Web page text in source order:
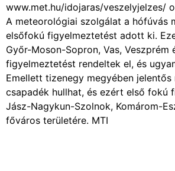
www.met.hu/idojaras/veszelyjelzes/
A meteorológiai szolgálat a hófúvás
elsőfokú figyelmeztetést adott ki.
Győr-Moson-Sopron, Vas,
figyelmeztetést rendeltek el, és
Emellett tizenegy megyében
csapadék hullhat, és ezért első fokú
Jász-Nagykun-Szolnok, Komárom-
főváros területére. MTI